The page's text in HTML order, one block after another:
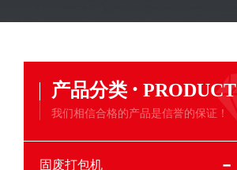
产品分类 · PRODUCT
我们相信合格的产品是信誉的保证！
固废打包机